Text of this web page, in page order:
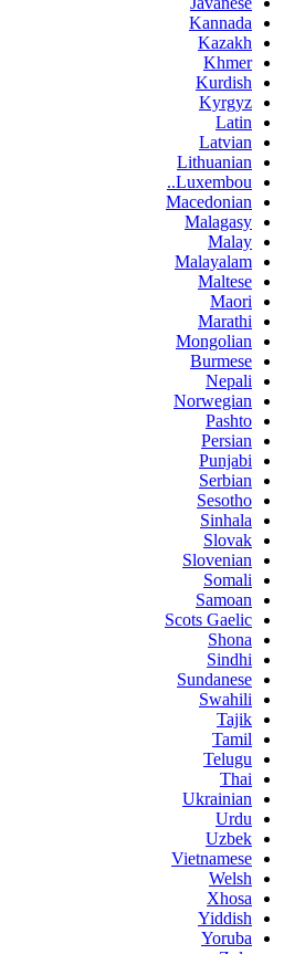
Kannada
Kazakh
Khmer
Kurdish
Kyrgyz
Latin
Latvian
Lithuanian
Luxembou..
Macedonian
Malagasy
Malay
Malayalam
Maltese
Maori
Marathi
Mongolian
Burmese
Nepali
Norwegian
Pashto
Persian
Punjabi
Serbian
Sesotho
Sinhala
Slovak
Slovenian
Somali
Samoan
Scots Gaelic
Shona
Sindhi
Sundanese
Swahili
Tajik
Tamil
Telugu
Thai
Ukrainian
Urdu
Uzbek
Vietnamese
Welsh
Xhosa
Yiddish
Yoruba